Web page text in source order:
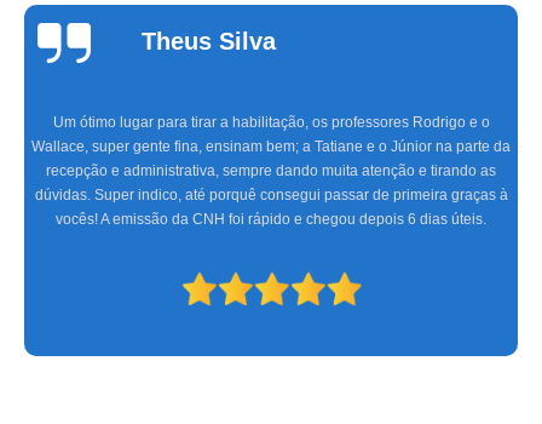
da
à
Fazer aulas com a Marinho foi a melhor experiência que tive,
equipe altamente treinada, profissionais de excelente gabarito,
meses de muita alegria e sucesso do CFC às aulas práticas,
agradecer. Espero que os novos condutores tenham a mesma
que eu.